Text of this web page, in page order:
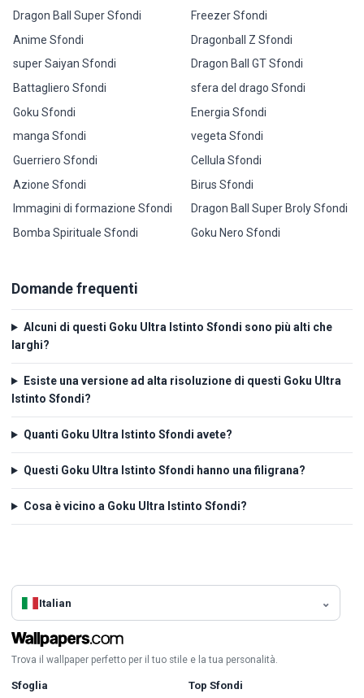
Dragon Ball Super Sfondi
Anime Sfondi
super Saiyan Sfondi
Battagliero Sfondi
Goku Sfondi
manga Sfondi
Guerriero Sfondi
Azione Sfondi
Immagini di formazione Sfondi
Bomba Spirituale Sfondi
Freezer Sfondi
Dragonball Z Sfondi
Dragon Ball GT Sfondi
sfera del drago Sfondi
Energia Sfondi
vegeta Sfondi
Cellula Sfondi
Birus Sfondi
Dragon Ball Super Broly Sfondi
Goku Nero Sfondi
Domande frequenti
Alcuni di questi Goku Ultra Istinto Sfondi sono più alti che
larghi?
Esiste una versione ad alta risoluzione di questi Goku Ultra
Istinto Sfondi?
Quanti Goku Ultra Istinto Sfondi avete?
Questi Goku Ultra Istinto Sfondi hanno una filigrana?
Cosa è vicino a Goku Ultra Istinto Sfondi?
Italian
Trova il wallpaper perfetto per il tuo stile e la tua personalità.
Sfoglia
Top Sfondi